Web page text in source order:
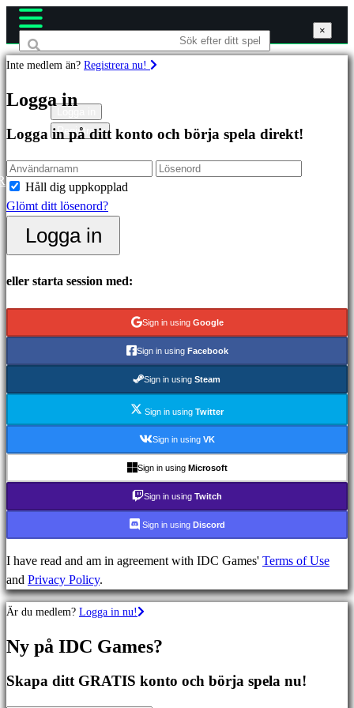
Spel
Utvalda
Nya
utgåvor
Gratis
att
spela
Strategispel
Äventyrsspel
spel
Sportspel
games
Indie
games
Simulation
games
Puzzle
Fighting
Registrera
×
Inte medlem än? Registrera nu!
Logga in
Logga in på ditt konto och börja spela direkt!
Håll dig uppkopplad
Glömt ditt lösenord?
Logga in
eller starta session med:
Sign in using Google
Sign in using Facebook
Sign in using Steam
Sign in using Twitter
Sign in using VK
Sign in using Microsoft
Sign in using Twitch
Sign in using Discord
I have read and am in agreement with IDC Games' Terms of Use
and Privacy Policy.
×
Är du medlem? Logga in nu!
Ny på IDC Games?
Skapa ditt GRATIS konto och börja spela nu!
×